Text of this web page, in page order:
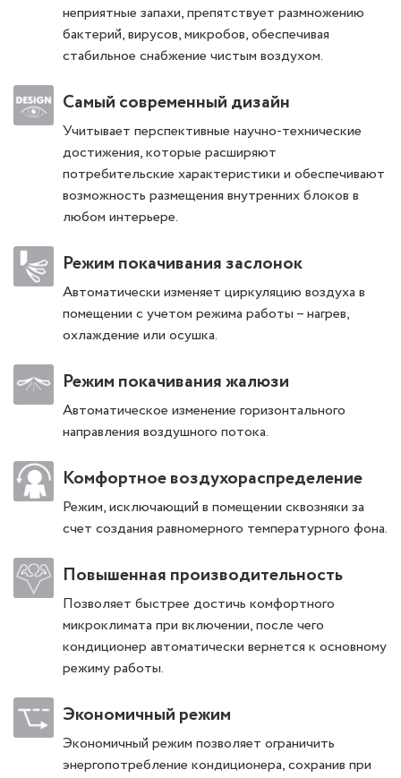
неприятные запахи, препятствует размножению
бактерий, вирусов, микробов, обеспечивая
стабильное снабжение чистым воздухом.
Самый современный дизайн
Учитывает перспективные научно-технические
достижения, которые расширяют
потребительские характеристики и обеспечивают
возможность размещения внутренних блоков в
любом интерьере.
Режим покачивания заслонок
Автоматически изменяет циркуляцию воздуха в
помещении с учетом режима работы – нагрев,
охлаждение или осушка.
Режим покачивания жалюзи
Автоматическое изменение горизонтального
направления воздушного потока.
Комфортное воздухораспределение
Режим, исключающий в помещении сквозняки за
счет создания равномерного температурного фона.
Повышенная производительность
Позволяет быстрее достичь комфортного
микроклимата при включении, после чего
кондиционер автоматически вернется к основному
режиму работы.
Экономичный режим
Экономичный режим позволяет ограничить
энергопотребление кондиционера, сохранив при